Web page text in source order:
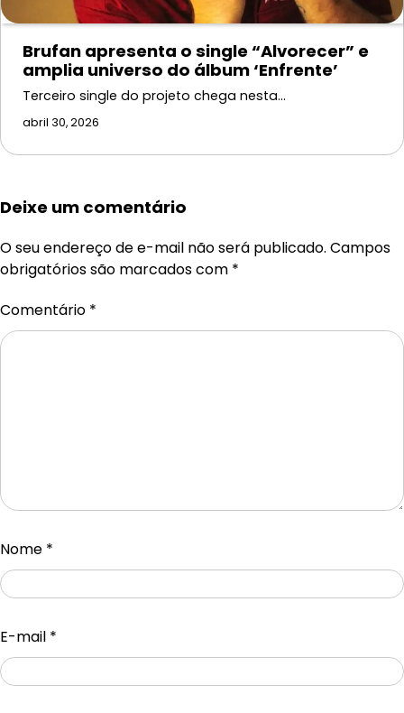
Brufan apresenta o single “Alvorecer” e
amplia universo do álbum ‘Enfrente’
Terceiro single do projeto chega nesta…
abril 30, 2026
Deixe um comentário
O seu endereço de e-mail não será publicado. Campos
obrigatórios são marcados com *
Comentário *
Nome *
E-mail *